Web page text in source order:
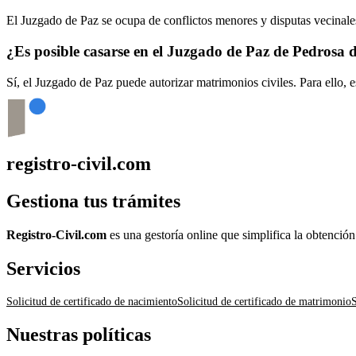
El Juzgado de Paz se ocupa de conflictos menores y disputas
¿Es posible casarse en el Juzgado de Paz de Pedrosa
Sí, el Juzgado de Paz puede autorizar matrimonios civiles. Para ello,
registro-civil.com
Gestiona tus trámites
Registro-Civil.com es una gestoría online que simplifica la
Servicios
Solicitud de certificado de nacimientoSolicitud de certificado de matrimonio
Nuestras políticas